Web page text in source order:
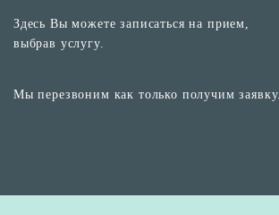
Здесь Вы можете записаться на прием,
выбрав услугу.
Мы перезвоним как только получим заявку.